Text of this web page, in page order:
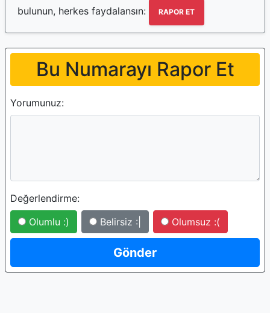
bulunun, herkes faydalansın:
RAPOR ET
Bu Numarayı Rapor Et
Yorumunuz:
Değerlendirme:
Olumlu :)
Belirsiz :| Olumsuz :(